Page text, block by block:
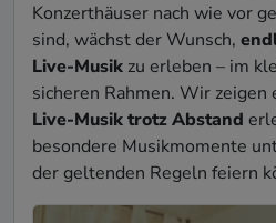
Konzerthäuser nach wie vor
sind, wächst der Wunsch,
Live-Musik zu erleben – im
sicheren Rahmen. Wir zeigen
Live-Musik trotz Abstand
besondere Musikmomente
der geltenden Regeln feiern